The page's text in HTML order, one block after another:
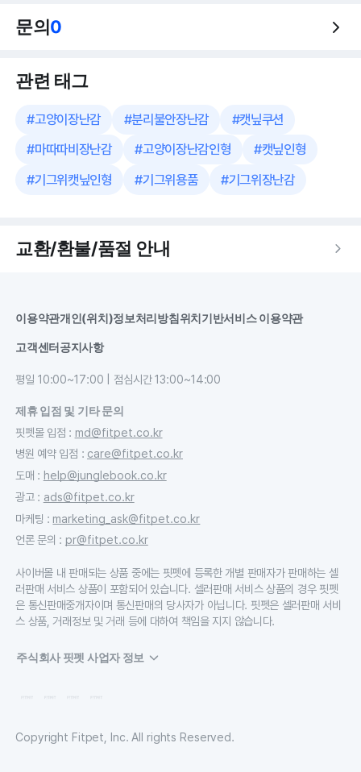
문의0
관련 태그
#고양이장난감 #분리불안장난감 #캣닢쿠션
#마따따비장난감 #고양이장난감인형 #캣닢인형
#기그위캣닢인형 #기그위용품 #기그위장난감
교환/환불/품절 안내
이용약관개인(위치)정보처리방침위치기반서비스 이용약관
고객센터공지사항
평일 10:00~17:00 | 점심시간 13:00~14:00
제휴 입점 및 기타 문의
핏펫몰 입점 : md@fitpet.co.kr
병원 예약 입점 : care@fitpet.co.kr
도매 : help@junglebook.co.kr
광고: ads@fitpet.co.kr
마케팅 : marketing_ask@fitpet.co.kr
언론 문의 : pr@fitpet.co.kr
사이버몰 내 판매되는 상품 중에는 핏펫에 등록한 개별 판매자가 판매하는 셀
러판매 서비스 상품이 포함되어 있습니다. 셀러판매 서비스 상품의 경우 핏펫
은 통신판매중개자이며 통신판매의 당사자가 아닙니다. 핏펫은 셀러판매 서비
스 상품, 거래정보 및 거래 등에 대하여 책임을 지지 않습니다.
주식회사 핏펫 사업자 정보
Copyright Fitpet, Inc. All rights Reserved.